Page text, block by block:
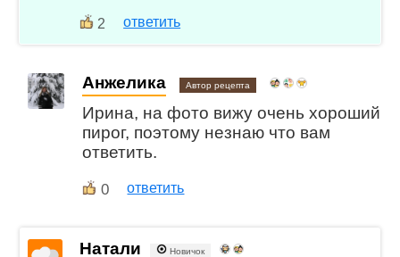
2 ответить
Анжелика Автор рецепта
Ирина, на фото вижу очень хороший
пирог, поэтому незнаю что вам
ответить.
0 ответить
Натали Новичок